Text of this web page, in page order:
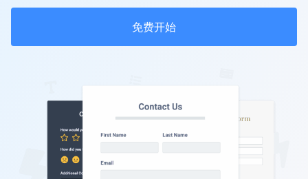
免费开始